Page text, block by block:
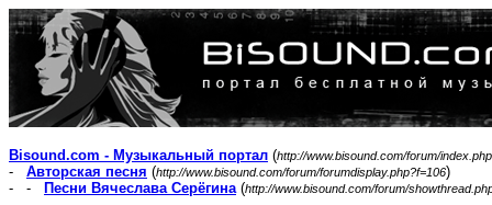
Bisound.com - Музыкальный портал (http://www.bisound.com/forum/index.php
- Авторская песня (http://www.bisound.com/forum/forumdisplay.php?f=106)
- -
Песни Вячеслава Серёгина(http://www.bisound.com/forum/